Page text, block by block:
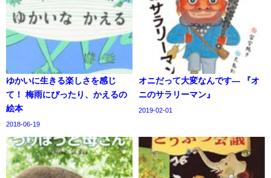
ゆかいに生きる楽しさを感じ
て！ 梅雨にぴったり、かえるの
絵本
2018-06-19
オニだって大変なんです― 『オ
ニのサラリーマン』
2019-02-01